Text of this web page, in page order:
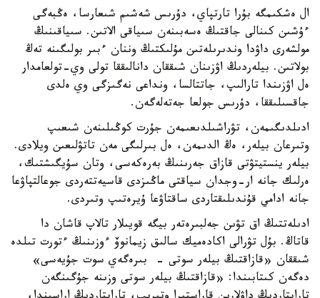
ال ەشكىمگە بۇرا تارتپاي، دۇرىس شەشىم شىعارسا، ەڭبەگى
ءۇشىن كىنالى جاقتىڭ ەسەبىنەن سىياقى الاتىن. سىياقىنىڭ
مولشەرى داۋدا وندىرىلەتىن مۇلىكتىڭ وننان ءبىر بولىگىنە تەڭ
بولاتىن. بيلەردىڭ اۋزىنان شىققان دانالىققا تولى وي-تولعامدار
ەل اۋزىندا تارالىپ، جاتتالسا، ونداعى نەگىزگى وي ەلدى
جاقسىلىققا، دۇرىس جولعا جەتەلەگەن.
ادىلدىگىمەن، تۋراشىلدىعىمەن جۇرت كوڭىلىنەن شىعىپ
وتىرعان بيلەر، ەڭ الدىمەن، ەل بىرلىگى مەن تاتۋلىعىن ويلادى.
بيلەر ينستيتۋتى قازاق جەرىنىڭ بەرەكەسى، وتان سۇيگىشتىك،
ەرلىك جانە ار-وجدان سياقتى ماڭىزدى قاسيەتتەردى جوعالتپاۋعا
جانە ادامي قۇندىلىقتاردى ساقتاۋعا ۇيرەتىپ وتىردى.
ادىلەتتىڭ اق تۋىن جەلبىرەتەر بيگە قويىلار تالاپ قاشان دا
قاتاڭ. بۇل تۋرالى اكادەميك سالىق زيمانوۆ ءوزىنىڭ ءتورت تىلدە
شىققان «قازاقتىڭ بيلەر سوتى - بىرەگەي سوت جۇيەسى»
دەگەن كىتابىندا: «قازاقتىڭ بيلەر سوتى وزىنە جۇگىنگەن